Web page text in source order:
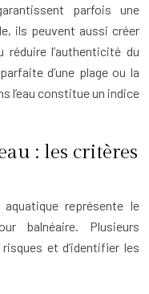
parfois une
ils peuvent aussi créer
réduire l’authenticité du
d’une plage ou la
l’eau constitue un indice
: les critères
représente le
balnéaire. Plusieurs
et d’identifier les